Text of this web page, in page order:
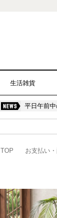
生活雑貨
平日午前
TOP お支払い